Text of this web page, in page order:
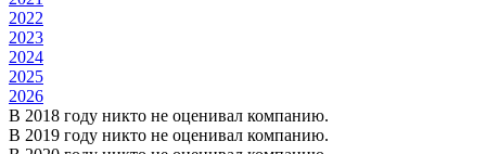
2022
2023
2024
2025
2026
В 2018 году никто не оценивал компанию.
В 2019 году никто не оценивал компанию.